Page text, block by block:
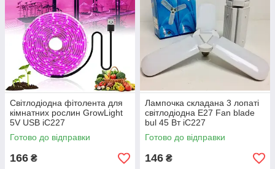
Світлодіодна фітолента для
кімнатних рослин GrowLight
5V USB iC227
Готово до відправки
166 ₴
Лампочка складана 3 лопаті
світлодіодна E27 Fan blade
bul 45 Вт iC227
Готово до відправки
146 ₴